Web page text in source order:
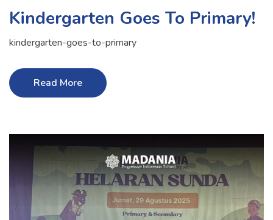
Kindergarten Goes To Primary!
kindergarten-goes-to-primary
Read More